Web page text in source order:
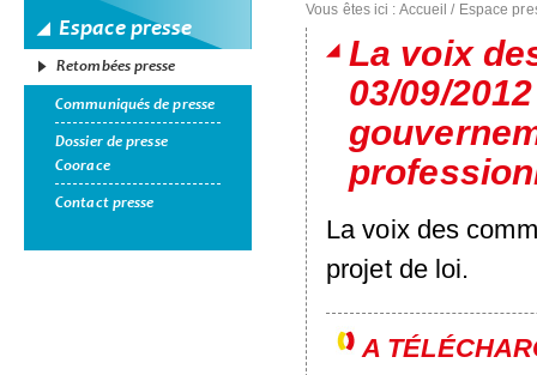
Espace presse
Retombées presse
Communiqués de presse
Dossier de presse
Coorace
Contact presse
Vous êtes ici : Accueil / Espace
La voix
03/09/
La voix des
projet de loi.
A